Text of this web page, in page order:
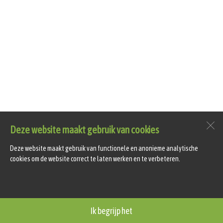
Deze website maakt gebruik van cookies
Deze website maakt gebruik van functionele en anonieme analytische
cookies om de website correct te laten werken en te verbeteren.
Ik begrijp het